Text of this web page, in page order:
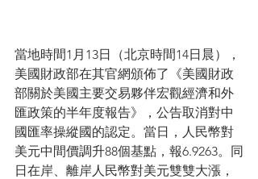
當地時間1月13日（北京時間14日晨），
美國財政部在其官網頒佈了《美國財政
部關於美國主要交易夥伴宏觀經濟和外
匯政策的半年度報告》，公告取消對中
國匯率操縱國的認定。當日，人民幣對
美元中間價調升88個基點，報6.9263。同
日在岸、離岸人民幣對美元雙雙大漲，